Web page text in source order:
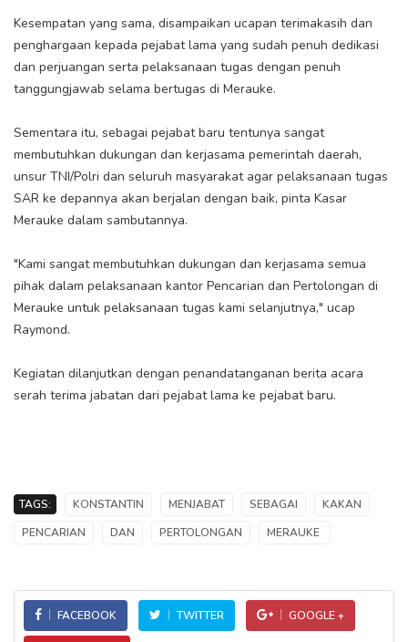
Kesempatan yang sama, disampaikan ucapan terimakasih dan
penghargaan kepada pejabat lama yang sudah penuh dedikasi
dan perjuangan serta pelaksanaan tugas dengan penuh
tanggungjawab selama bertugas di Merauke.
Sementara itu, sebagai pejabat baru tentunya sangat
membutuhkan dukungan dan kerjasama pemerintah daerah,
unsur TNI/Polri dan seluruh masyarakat agar pelaksanaan tugas
SAR ke depannya akan berjalan dengan baik, pinta Kasar
Merauke dalam sambutannya.
"Kami sangat membutuhkan dukungan dan kerjasama semua
pihak dalam pelaksanaan kantor Pencarian dan Pertolongan di
Merauke untuk pelaksanaan tugas kami selanjutnya," ucap
Raymond.
Kegiatan dilanjutkan dengan penandatanganan berita acara
serah terima jabatan dari pejabat lama ke pejabat baru.
TAGS: KONSTANTIN MENJABAT SEBAGAI
KAKAN
PENCARIAN
DAN PERTOLONGAN MERAUKE
FACEBOOK TWITTER GOOGLE +